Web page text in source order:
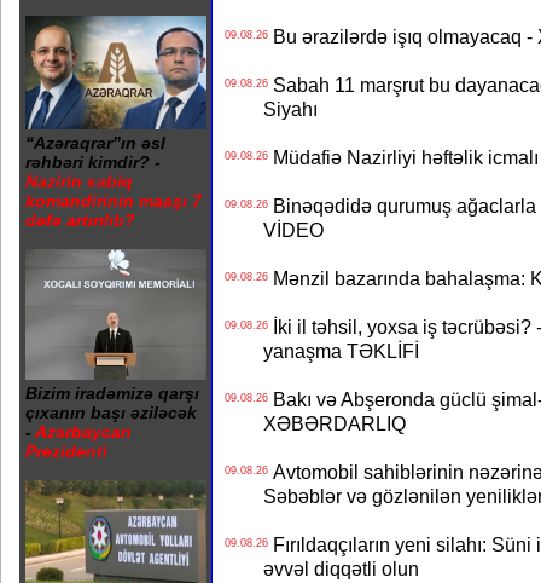
“Azəraqrar”ın əsl
rəhbəri kimdir? -
Nazirin sabiq
komandirinin maaşı 7
dəfə artırılıb?
Bizim iradəmizə qarşı
çıxanın başı əziləcək
- Azərbaycan
Prezidenti
09.08.26Bu ərazilərdə işıq olmayacaq
09.08.26Sabah 11 marşrut bu
Siyahı
09.08.26Müdafiə Nazirliyi həftəlik
09.08.26Binəqədidə qurumuş ağaclarla
VİDEO
09.08.26Mənzil bazarında bahalaşma:
09.08.26İki il təhsil, yoxsa iş təcrübəsi?
yanaşma TƏKLİFİ
09.08.26Bakı və Abşeronda güclü
XƏBƏRDARLIQ
09.08.26Avtomobil sahiblərinin
Səbəblər və gözlənilən
09.08.26Fırıldaqçıların yeni silahı:
əvvəl diqqətli olun